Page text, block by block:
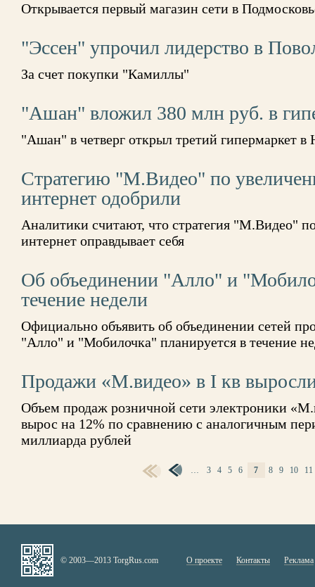
Открывается первый магазин сети в
"Эссен" упрочил лидерство в
За счет покупки "Камиллы"
"Ашан" вложил 380 млн руб. в
"Ашан" в четверг открыл третий гипермаркет
Стратегию "М.Видео" по
интернет одобрили
Аналитики считают, что стратегия "М.Видео"
интернет оправдывает себя
Об объединении "Алло" и
течение недели
Официально объявить об объединении сетей
"Алло" и "Мобилочка" планируется в течение
Продажи «М.видео» в I кв
Объем продаж розничной сети электроники
вырос на 12% по сравнению с аналогичным
миллиарда рублей
… 3 4 5 6 7 8 9 10 11
© 2003—2013 TorgRus.com О проекте Контакты Реклама